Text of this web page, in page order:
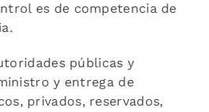
es de competencia de
públicas y
y entrega de
privados, reservados,